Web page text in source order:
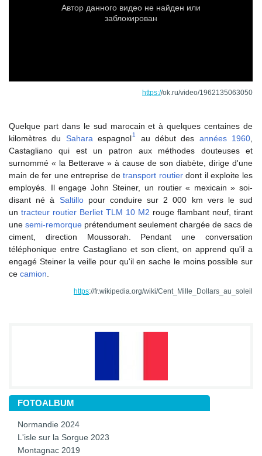
https://ok.ru/video/1962135063050
Quelque part dans le sud marocain et à quelques centaines de
kilomètres du Saharaespagnol1 au début des années 1960,
Castagliano qui est un patron aux méthodes douteuses et
surnommé « la Betterave » à cause de son diabète, dirige d'une
main de fer une entreprise detransport routierdont il exploite les
employés. Il engage John Steiner, un routier « mexicain » soi-
disant né à Saltillopour conduire sur 2 000 km vers le sud
un tracteur routier Berliet TLM 10 M2 rouge flambant neuf, tirant
une semi-remorque prétendument seulement chargée de sacs de
ciment, direction Moussorah. Pendant une conversation
téléphonique entre Castagliano et son client, on apprend qu'il a
engagé Steiner la veille pour qu'il en sache le moins possible sur
ce camion.
https://fr.wikipedia.org/wiki/Cent_Mille_Dollars_au_soleil
FOTOALBUM
Normandie 2024
L'isle sur la Sorgue 2023
Montagnac 2019